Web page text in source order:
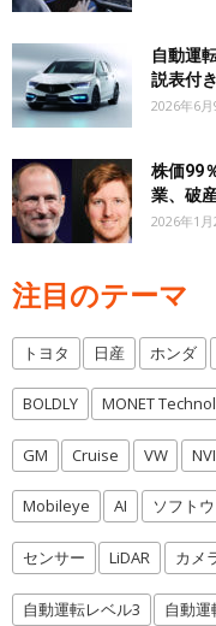
自動運
説表付き
2026年6
株価99
業、破
2026年1
注目のテーマ
トヨタ 日産 ホンダ
BOLDLY MONET
GM Cruise VW
Mobileye AI ソフト
センサー LiDAR カメ
自動運転レベル3 自動